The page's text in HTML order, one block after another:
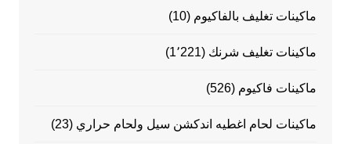
ماكينات تغليف بالفاكيوم (10)
ماكينات تغليف شرنك (1٬221)
ماكينات فاكيوم (526)
ماكينات لحام اغطيه اندكشن سيل ولحام حراري (23)